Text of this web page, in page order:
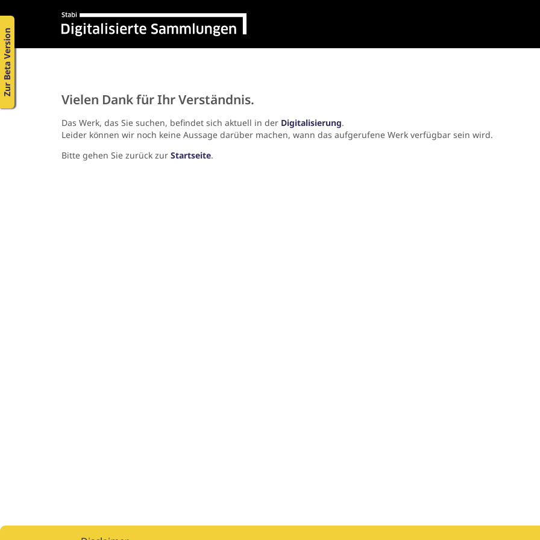
Zur Beta Version
Vielen Dank für Ihr Verständnis.
Das Werk, das Sie suchen, befindet sich aktuell in der Digitalisierung.
Leider können wir noch keine Aussage darüber machen, wann das aufgerufene Werk verfügbar sein wird.
Bitte gehen Sie zurück zur Startseite.